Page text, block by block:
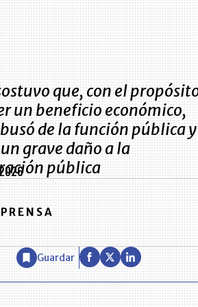
que, con el
un beneficio económico,
de la función pública y
grave daño a la
pública
Guardar